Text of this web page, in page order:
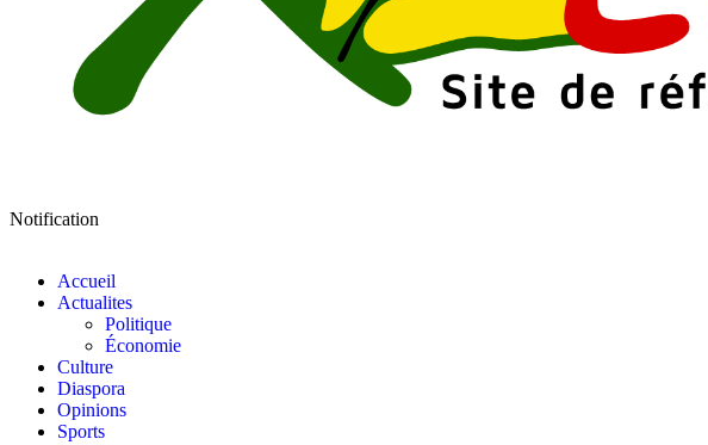
Notification
Accueil
Actualites
Politique
Économie
Culture
Diaspora
Opinions
Sports